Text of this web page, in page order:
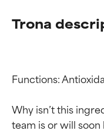
Trona
Functions:
Why isn’t this
team is or will